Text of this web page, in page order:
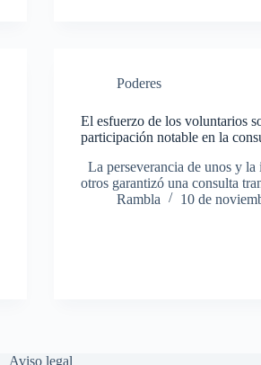
Poderes
El esfuerzo de los voluntarios
participación notable en la
La perseverancia de unos y
otros garantizó una consulta
Rambla
10 de
Aviso legal